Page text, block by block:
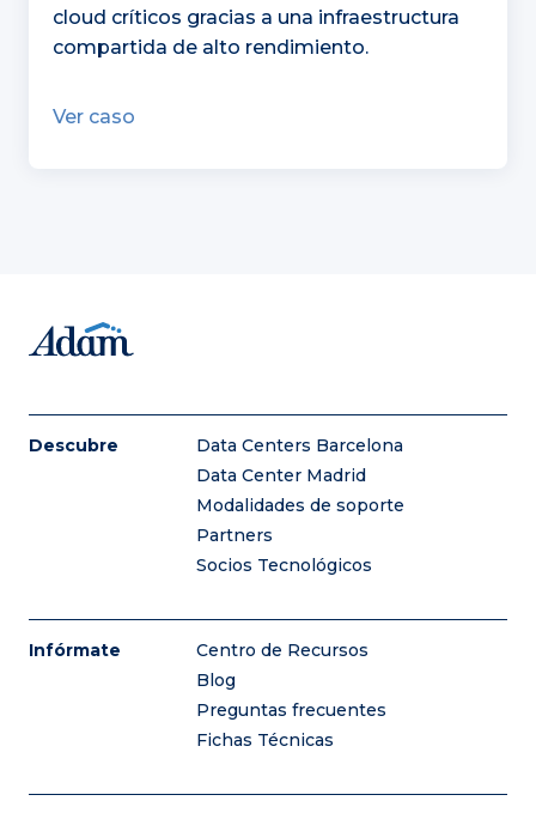
cloud críticos gracias a una infraestructura
compartida de alto rendimiento.
Ver caso
Descubre
Data Centers Barcelona
Data Center Madrid
Modalidades de soporte
Partners
Socios Tecnológicos
Infórmate
Centro de Recursos
Blog
Preguntas frecuentes
Fichas Técnicas